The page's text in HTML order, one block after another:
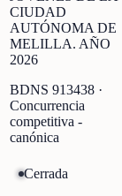
CIUDAD
AUTÓNOMA DE
MELILLA. AÑO
2026
BDNS 913438 ·
Concurrencia
competitiva -
canónica
Cerrada